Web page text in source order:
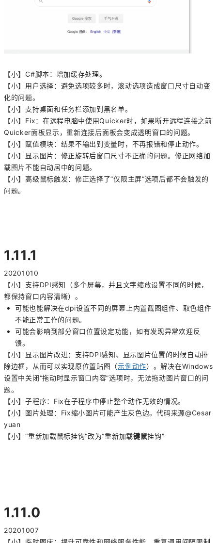
【小】C#脚本：增加缓存处理。
【小】用户选择：避免选项较多时，滚动选项造成窗口尺寸自动变
化的问题。
【小】支持桌面和任务栏添加到黑名单。
【小】Fix：在远程电脑中使用Quicker时，如果断开远程连接之前
Quicker面板显示，重新连接后面板会变成透明窗口的问题。
【小】赋值模块：结果不输出到变量时，不再报错和停止动作。
【小】显示图片：修正旋转后窗口尺寸不正确的问题。修正网络加
载图片不能自动居中的问题。
【小】高级鼠标触发：修正选择了“仅限主屏”选项后都不会触发的
问题。
1.11.1
20201010
【小】支持DPI感知（多个屏幕，并且文字缩放设置不同的时候，
都保持窗口内容清晰）。
可能也能解决在dpi设置不同的屏幕上内置截图组件、取色组件
不能正常工作的问题。
可能会影响到部分窗口位置设定功能，如有发现异常欢迎反
馈。
【小】显示图片改进：支持DPI感知、显示图片位置的时候自动排
除边框，从而可以实现原位置贴图（示例动作）。解决在Windows
设置中关闭“拖动时显示窗口内容”选项时，无法拖动图片窗口的问
题。
【小】子程序：Fix在子程序中停止整个动作无效的情况。
【小】图片处理：Fix缩小图片可能产生灰色边。代码来源@Cesar
yuan
【小】“重新加载鼠标挂钩”改为“重新加载键鼠挂钩”
1.11.0
20201007